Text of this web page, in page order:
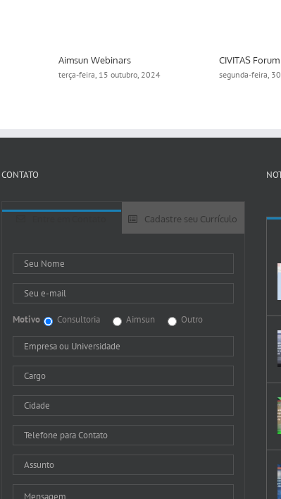
Aimsun Webinars
terça-feira, 15 outubro, 2024
CIVITAS
segunda-feira,
CONTATO
Cadastre seu Currículo
Motivo Consultoria Aimsun Outro